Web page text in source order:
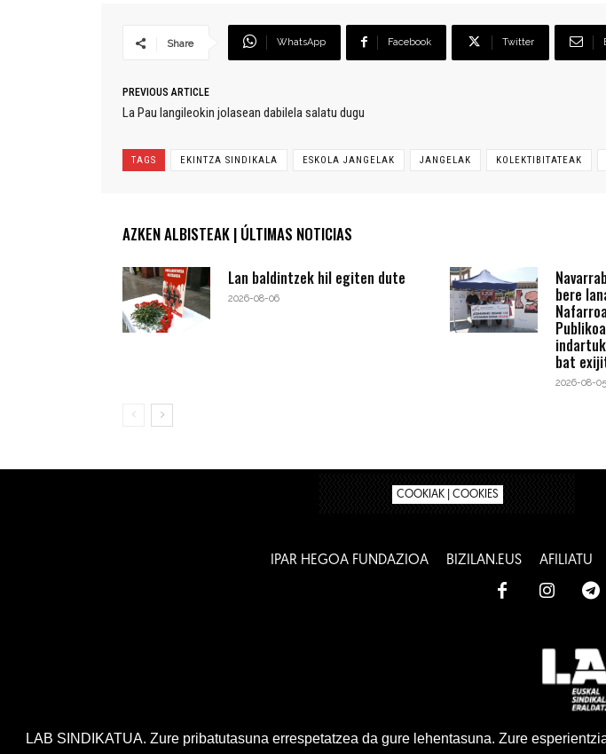
Share WhatsApp Facebook Twitter
PREVIOUS ARTICLE
La Pau langileokin jolasean dabilela salatu dugu
TAGS EKINTZA SINDIKALA ESKOLA JANGELAK JANGELAK KOLEKTIBITATEAK
AZKEN ALBISTEAK | ÚLTIMAS NOTICIAS
Lan baldintzek hil egiten dute
2026-08-06 bere
bat
2026-08-05
COOKIAK | COOKIES
IPAR HEGOA FUNDAZIOA BIZILAN.EUS AFILIATU
LAB SINDIKATUA. Zure pribatutasuna errespetatzea da gure lehentasuna. Zure